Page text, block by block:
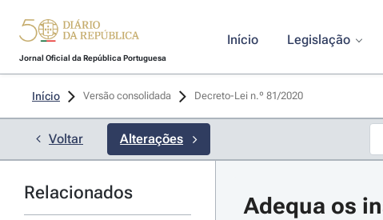
Jornal Oficial da República Portuguesa
Início Legislação
Início Versão consolidada Decreto-Lei n.º 81/2020
Voltar Alterações
Relacionados
Adequa os